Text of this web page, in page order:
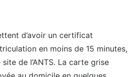
d’avoir un certificat
en moins de 15 minutes,
de l’ANTS. La carte grise